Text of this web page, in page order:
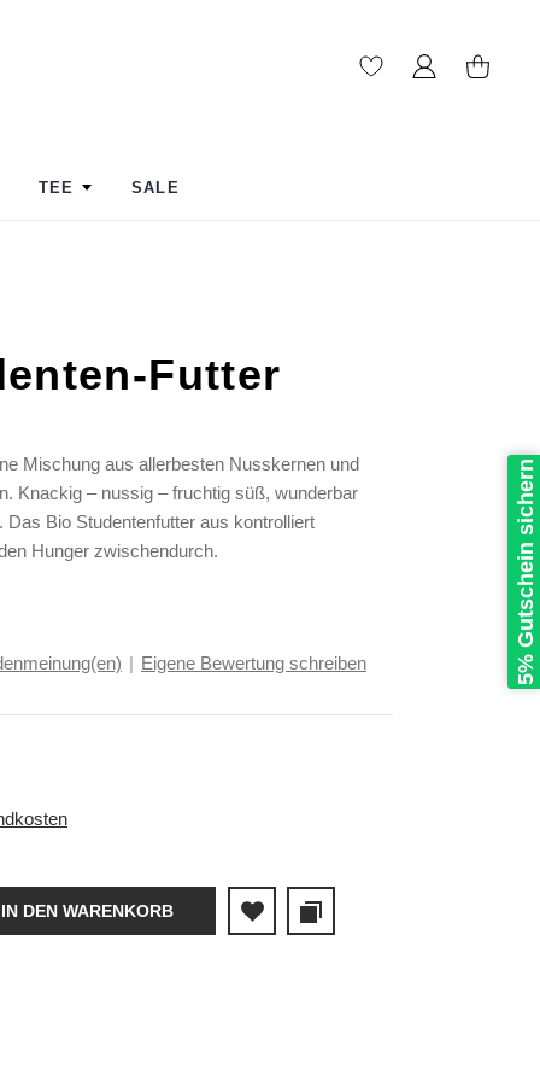
TEE SALE
Futter
Mischung aus allerbesten Nusskernen und
Knackig – nussig – fruchtig süß, wunderbar
Bio Studentenfutter aus kontrolliert
Hunger zwischendurch.
| Eigene Bewertung schreiben
IN DEN WARENKORB
5% Gutschein sichern